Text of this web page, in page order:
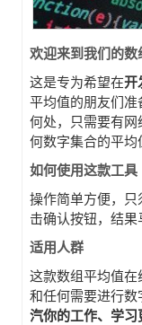
欢迎来到我们的
这是专为希望在开
平均值的朋友们准
何处，只需要有
何数字集合的平均
如何使用这款工具
操作简单方便，
击确认按钮，结果
适用人群
这款数组平均值在
和任何需要进行数
汽你的工作、学